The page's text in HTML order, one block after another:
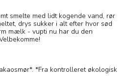
smelte med lidt kogende vand, rør
drys sukker i alt efter hvor sød
mælk - vupti nu har du den
*Fra kontrolleret økologisk